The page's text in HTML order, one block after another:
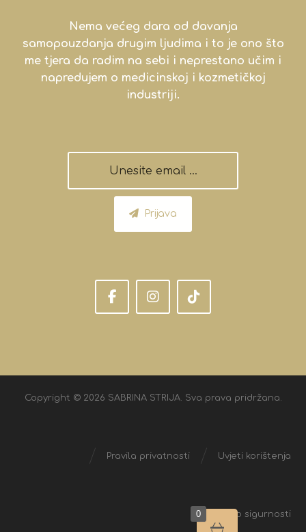
Nema većeg dara od davanja
samopouzdanja drugim ljudima i to je ono što
me tjera da radim na sebi i neprestano učim i
napredujem o medicinskoj i kozmetičkoj
industriji.
Prijava
Copyright © 2026 SABRINA STRIJA. Sva prava pridržana.
Uvjeti korištenja
Pravila privatnosti
Izjava o sigurnosti
0